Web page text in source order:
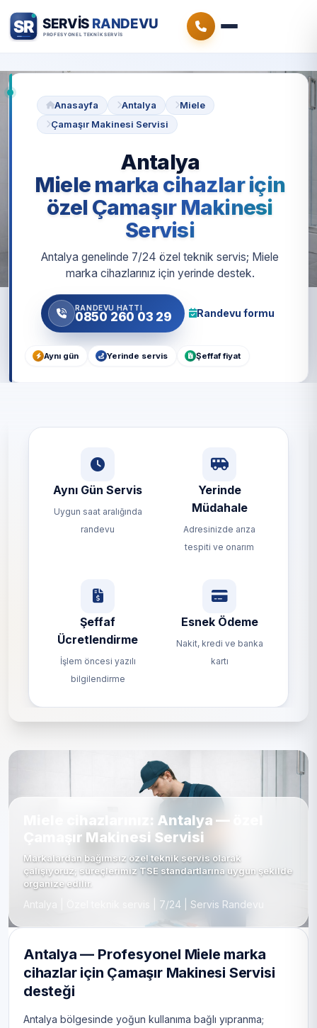
Anasayfa Antalya
Miele
Çamaşır Makinesi Servisi
Antalya
Miele marka cihazlar için
özel Çamaşır Makinesi
Servisi
Antalya genelinde 7/24 özel teknik servis; Miele
marka cihazlarınız için yerinde destek.
RANDEVU HATTI
0850 260 03 29 Randevu formu
Aynı gün Yerinde servis Şeffaf fiyat
Aynı Gün Servis
Uygun saat aralığında
randevu
Yerinde
Müdahale
Adresinizde arıza
tespiti ve onarım
Şeffaf
Ücretlendirme
İşlem öncesi yazılı
bilgilendirme
Esnek Ödeme
Nakit, kredi ve banka
kartı
Miele cihazlarınız: Antalya — özel
Çamaşır Makinesi Servisi
Markalardan bağımsız özel teknik servis olarak
çalışıyoruz; süreçlerimiz TSE standartlarına uygun şekilde
organize edilir.
Antalya | Özel teknik servis | 7/24 | Servis Randevu
Antalya — Profesyonel Miele marka
cihazlar için Çamaşır Makinesi Servisi
desteği
Antalya bölgesinde yoğun kullanıma bağlı yıpranma;